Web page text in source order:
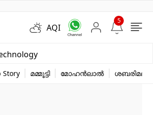
AQI
5
Story മമ്മൂട്ടി മോഹൻലാൽ ശബരിമല